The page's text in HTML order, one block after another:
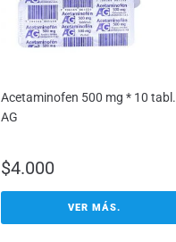
Acetaminofen 500 mg * 10 tabl.
AG
$4.000
VER MÁS.